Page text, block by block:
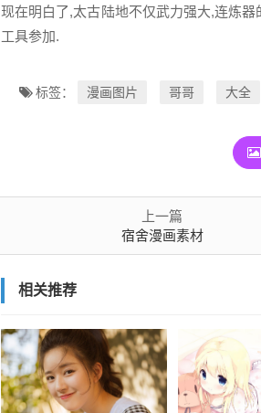
现在明白了,太古陆地不仅武力强大,连炼
工具参加.
标签： 漫画图片 哥哥 大全
上一篇
宿舍漫画素材
相关推荐